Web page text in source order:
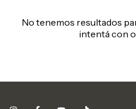
No tenemos resultados
intentá con